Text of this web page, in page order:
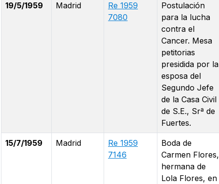
19/5/1959 Madrid
Re 1959
7080
Postulación
para la lucha
contra el
Cancer. Mesa
petitorias
presidida por la
esposa del
Segundo Jefe
de la Casa Civil
de S.E., Srª de
Fuertes.
15/7/1959 Madrid
Re 1959
7146
Boda de
Carmen Flores,
hermana de
Lola Flores, en